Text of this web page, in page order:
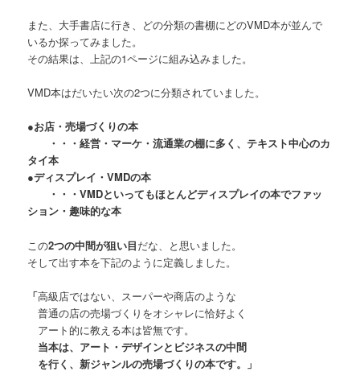
また、大手書店に行き、どの分類の書棚にどのVMD本が並んで
いるか探ってみました。
その結果は、上記の1ページに組み込みました。
VMD本はだいたい次の2つに分類されていました。
●お店・売場づくりの本
・・・経営・マーケ・流通業の棚に多く、テキスト中心のカ
タイ本
●ディスプレイ・VMDの本
・・・VMDといってもほとんどディスプレイの本でファッ
ション・趣味的な本
この2つの中間が狙い目だな、と思いました。
そして出す本を下記のように定義しました。
「高級店ではない、スーパーや商店のような
普通の店の売場づくりをオシャレに恰好よく
アート的に教える本は皆無です。
当本は、アート・デザインとビジネスの中間
を行く、新ジャンルの売場づくりの本です。」